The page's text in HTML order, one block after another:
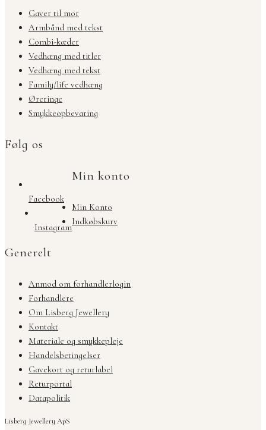
Gaver til mor
Armbånd med tekst
Combi-kæder
Vedhæng med titler
Vedhæng med tekst
Family/life vedhæng
Øreringe
Smykkeopbevaring
Følg os
Facebook
Instagram
Min konto
Min Konto
Indkøbskurv
Generelt
Anmod om forhandlerlogin
Forhandlere
Om Lisberg Jewellery
Kontakt
Materiale og smykkepleje
Handelsbetingelser
Gavekort og returlabel
Returportal
Datapolitik
Lisberg Jewellery ApS